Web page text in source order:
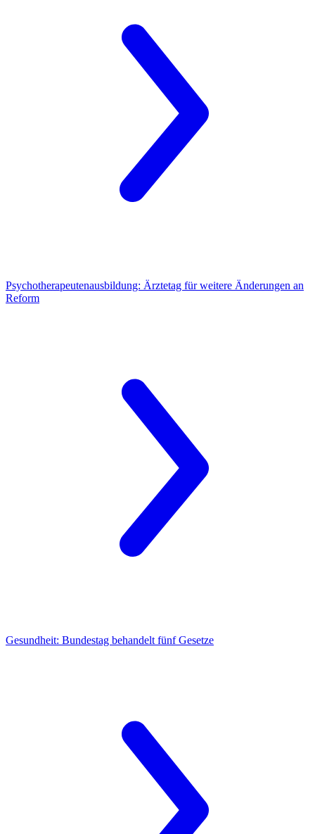
Psychotherapeutenausbildung: Ärztetag für weitere Änderungen an
Reform
Gesundheit: Bundestag behandelt fünf Gesetze